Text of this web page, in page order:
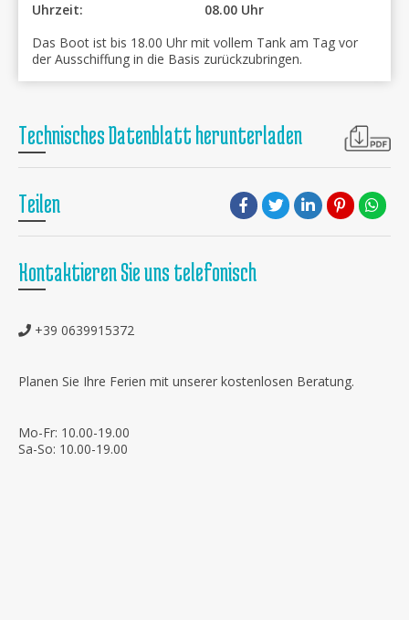
Uhrzeit:
08.00 Uhr
Das Boot ist bis 18.00 Uhr mit vollem Tank am Tag vor
der Ausschiffung in die Basis zurückzubringen.
Technisches Datenblatt herunterladen
Teilen
Kontaktieren Sie uns telefonisch
+39 0639915372
Planen Sie Ihre Ferien mit unserer kostenlosen Beratung.
Mo-Fr: 10.00-19.00
Sa-So: 10.00-19.00